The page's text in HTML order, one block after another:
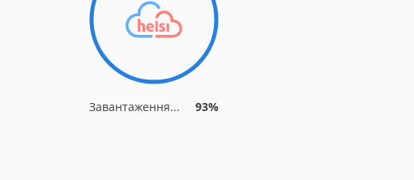
Завантаження... 93%